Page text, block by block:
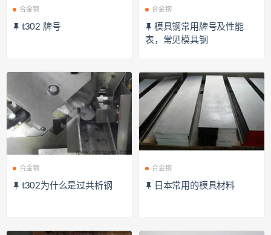
合金钢
t302 牌号
合金钢
模具钢常用牌号及性能
表，常见模具钢
合金钢
t302为什么是过共析钢
合金钢
日本常用的模具材料